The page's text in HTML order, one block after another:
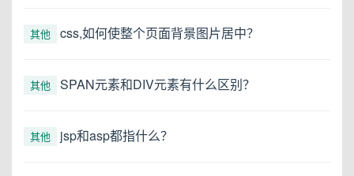
其他 css,如何使整个页面背景图片居中？
其他 SPAN元素和DIV元素有什么区别？
其他 jsp和asp都指什么？